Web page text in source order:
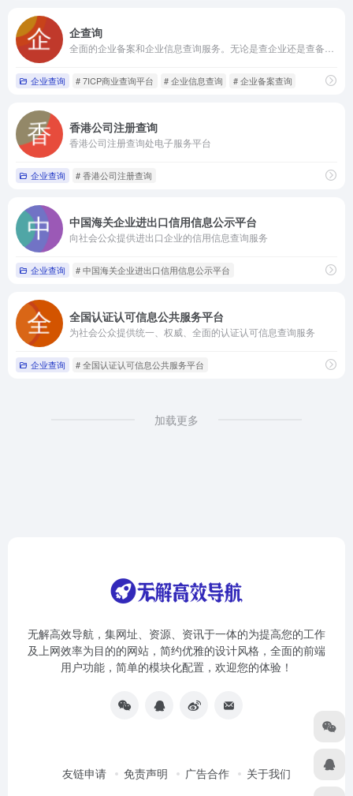
企查询
企业查询 # 7ICP商业查询平台 # 企业信息查询 # 企业备案查询
香港公司注册查询
香港公司注册查询处电子服务平台
企业查询 # 香港公司注册查询
中国海关企业进出口信用信息公示平台
向社会公众提供进出口企业的信用信息查询服务
企业查询 # 中国海关企业进出口信用信息公示平台
全国认证认可信息公共服务平台
为社会公众提供统一、权威、全面的认证认可信息查询服务
企业查询 # 全国认证认可信息公共服务平台
加载更多
无解高效导航，集网址、资源、资讯于一体的为提高您的工作
及上网效率为目的的网站，简约优雅的设计风格，全面的前端
用户功能，简单的模块化配置，欢迎您的体验！
友链申请 免责声明 广告合作 关于我们